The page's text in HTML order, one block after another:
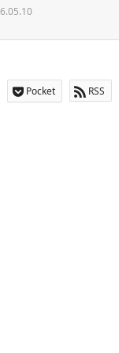
Pocket RSS